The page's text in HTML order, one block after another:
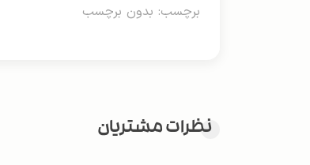
برچسب: بدون برچسب
نظرات مشتریان